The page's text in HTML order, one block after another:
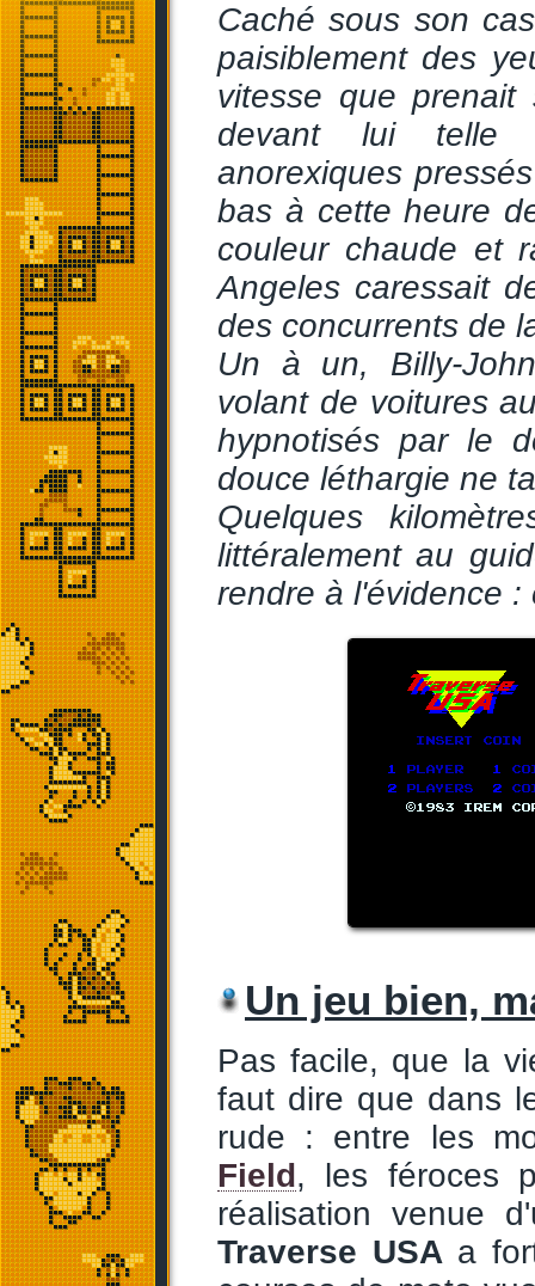
Caché sous son
paisiblement des
vitesse que prenait
devant lui telle
anorexiques
bas à cette heure
couleur chaude et
Angeles caressait
des concurrents de
Un à un, Billy-
volant de voitures
hypnotisés par le
douce léthargie ne
Quelques
littéralement au
rendre à l'évidence
Un jeu bien,
Pas facile, que la
faut dire que dans
rude : entre les
Field, les féroces
réalisation venue
Traverse USA a